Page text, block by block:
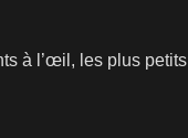
à l’œil, les plus